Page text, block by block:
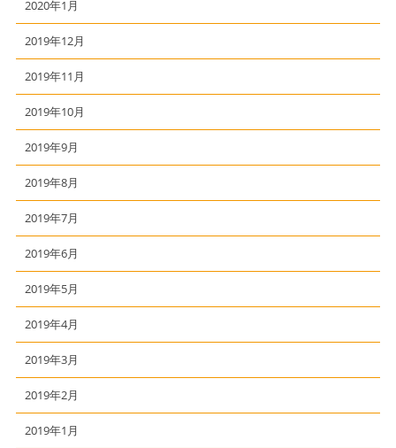
2020年1月
2019年12月
2019年11月
2019年10月
2019年9月
2019年8月
2019年7月
2019年6月
2019年5月
2019年4月
2019年3月
2019年2月
2019年1月